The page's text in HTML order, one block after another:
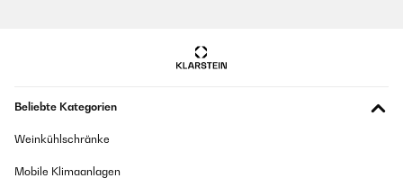
_______________________________
Übersetzen
Parece una maquina de buena calidad, funciona muy bien hasta
Beliebte Kategorien
Weinkühlschränke
Mobile Klimaanlagen